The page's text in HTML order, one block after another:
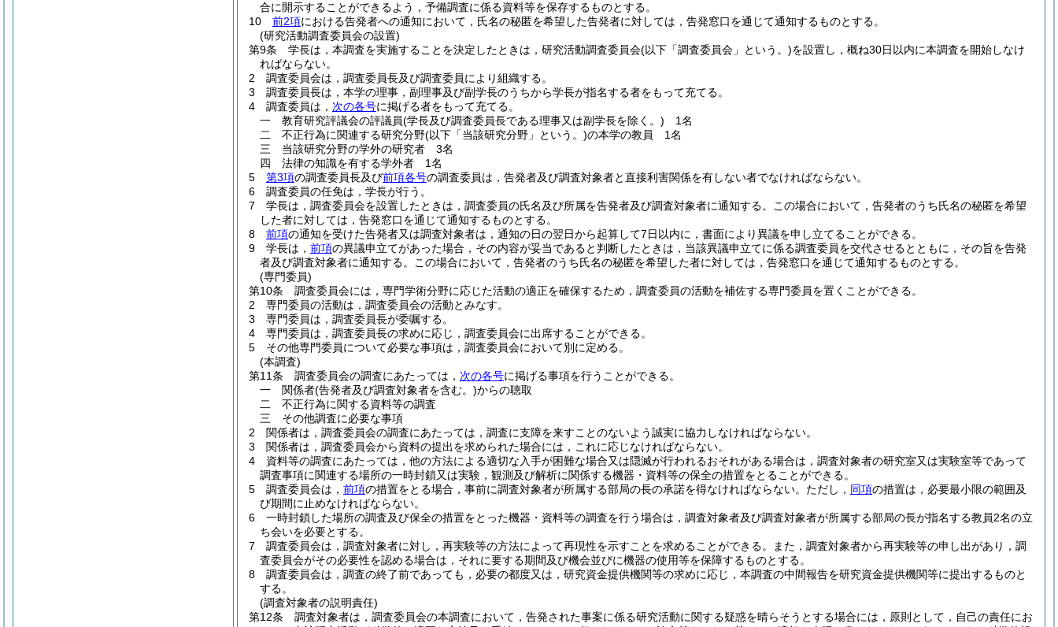
合に開示することができるよう，予備調査に係る資料等を保存するものとする。
10
前2項における告発者への通知において，氏名の秘匿を希望した告発者に対しては，告発窓口を通じて通知するものとする。
(研究活動調査委員会の設置)
第9条
学長は，本調査を実施することを決定したときは，研究活動調査委員会(以下「調査委員会」という。)を設置し，概ね30日以内に本調査を開始しなけ
ればならない。
2
調査委員会は，調査委員長及び調査委員により組織する。
3
調査委員長は，本学の理事，副理事及び副学長のうちから学長が指名する者をもって充てる。
4
調査委員は， 次の各号に掲げる者をもって充てる。
一
教育研究評議会の評議員(学長及び調査委員長である理事又は副学長を除く。) 1名
二
不正行為に関連する研究分野(以下「当該研究分野」という。)の本学の教員 1名
三
当該研究分野の学外の研究者 3名
四
法律の知識を有する学外者 1名
5
第3項の調査委員長及び前項各号の調査委員は，告発者及び調査対象者と直接利害関係を有しない者でなければならない。
6
調査委員の任免は，学長が行う。
7
学長は，調査委員会を設置したときは，調査委員の氏名及び所属を告発者及び調査対象者に通知する。
この場合において，告発者のうち氏名の秘匿を希望
した者に対しては，告発窓口を通じて通知するものとする。
8
前項の通知を受けた告発者又は調査対象者は，通知の日の翌日から起算して7日以内に，書面により異議を申し立てることができる。
9
学長は， 前項の異議申立てがあった場合，その内容が妥当であると判断したときは，当該異議申立てに係る調査委員を交代させるとともに，その旨を告発
者及び調査対象者に通知する。
この場合において，告発者のうち氏名の秘匿を希望した者に対しては，告発窓口を通じて通知するものとする。
(専門委員)
第10条
調査委員会には，専門学術分野に応じた活動の適正を確保するため，調査委員の活動を補佐する専門委員を置くことができる。
2
専門委員の活動は，調査委員会の活動とみなす。
3
専門委員は，調査委員長が委嘱する。
4
専門委員は，調査委員長の求めに応じ，調査委員会に出席することができる。
5
その他専門委員について必要な事項は，調査委員会において別に定める。
(本調査)
第11条
調査委員会の調査にあたっては， 次の各号に掲げる事項を行うことができる。
一
関係者(告発者及び調査対象者を含む。)からの聴取
二
不正行為に関する資料等の調査
三
その他調査に必要な事項
2
関係者は，調査委員会の調査にあたっては，調査に支障を来すことのないよう誠実に協力しなければならない。
3
関係者は，調査委員会から資料の提出を求められた場合には，これに応じなければならない。
4
資料等の調査にあたっては，他の方法による適切な入手が困難な場合又は隠滅が行われるおそれがある場合は，調査対象者の研究室又は実験室等であって
調査事項に関連する場所の一時封鎖又は実験，観測及び解析に関係する機器・資料等の保全の措置をとることができる。
5
調査委員会は， 前項の措置をとる場合，事前に調査対象者が所属する部局の長の承諾を得なければならない。 ただし， 同項の措置は，必要最小限の範囲及
び期間に止めなければならない。
6
一時封鎖した場所の調査及び保全の措置をとった機器・資料等の調査を行う場合は，調査対象者及び調査対象者が所属する部局の長が指名する教員2名の立
ち会いを必要とする。
7
調査委員会は，調査対象者に対し，再実験等の方法によって再現性を示すことを求めることができる。
また，調査対象者から再実験等の申し出があり，調
査委員会がその必要性を認める場合は，それに要する期間及び機会並びに機器の使用等を保障するものとする。
8
調査委員会は，調査の終了前であっても，必要の都度又は，研究資金提供機関等の求めに応じ，本調査の中間報告を研究資金提供機関等に提出するものと
する。
(調査対象者の説明責任)
第12条
調査対象者は，調査委員会の本調査において，告発された事案に係る研究活動に関する疑惑を晴らそうとする場合には，原則として，自己の責任にお